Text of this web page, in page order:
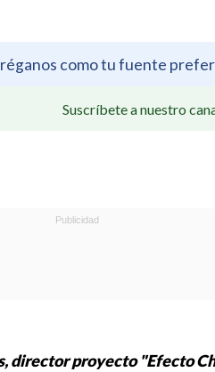
como tu fuente
Suscríbete a nuestro
director proyecto "Efecto